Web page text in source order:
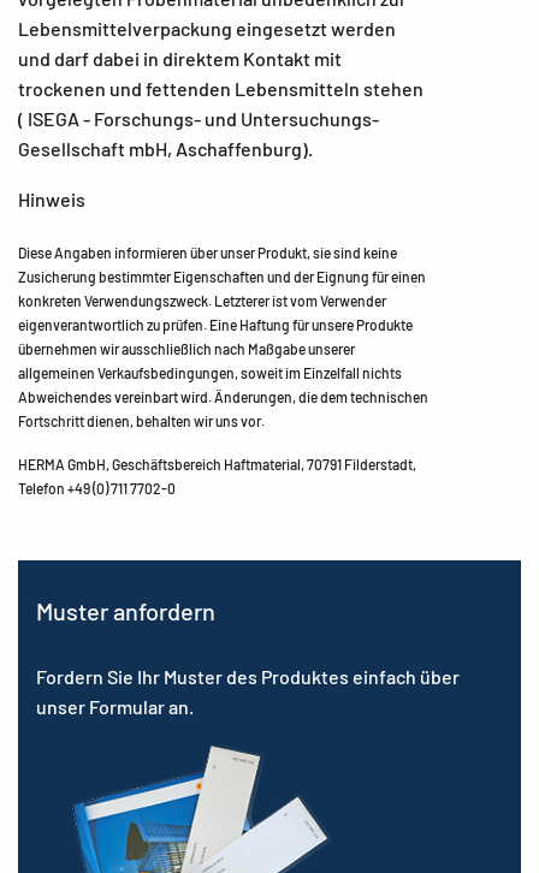
Lebensmittelverpackung eingesetzt werden
und darf dabei in direktem Kontakt mit
trockenen und fettenden Lebensmitteln stehen
( ISEGA - Forschungs- und Untersuchungs-
Gesellschaft mbH, Aschaffenburg).
Hinweis
Diese Angaben informieren über unser Produkt, sie sind keine
Zusicherung bestimmter Eigenschaften und der Eignung für einen
konkreten Verwendungszweck. Letzterer ist vom Verwender
eigenverantwortlich zu prüfen. Eine Haftung für unsere Produkte
übernehmen wir ausschließlich nach Maßgabe unserer
allgemeinen Verkaufsbedingungen, soweit im Einzelfall nichts
Abweichendes vereinbart wird. Änderungen, die dem technischen
Fortschritt dienen, behalten wir uns vor.
HERMA GmbH, Geschäftsbereich Haftmaterial, 70791 Filderstadt,
Telefon +49 (0) 711 7702-0
Muster anfordern
Fordern Sie Ihr Muster des Produktes einfach über
unser Formular an.